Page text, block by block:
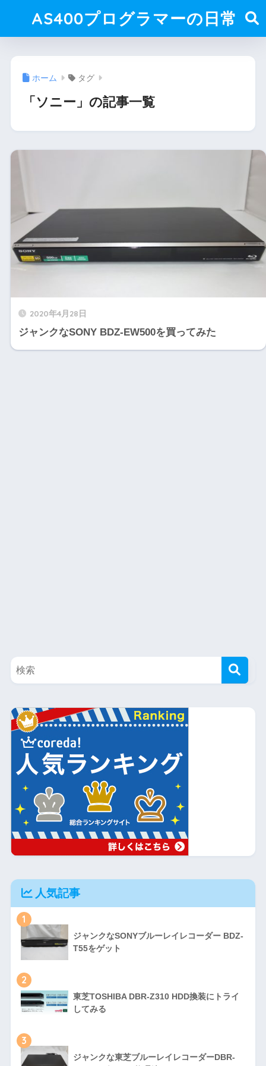
AS400プログラマーの日常
ホーム タグ
「ソニー」の記事一覧
2020年4月28日
ジャンクなSONY BDZ-EW500を買ってみた
人気記事
1
ジャンクなSONYブルーレイレコーダー BDZ-
T55をゲット
2
東芝TOSHIBA DBR-Z310 HDD換装にトライ
してみる
3
ジャンクな東芝ブルーレイレコーダーDBR-